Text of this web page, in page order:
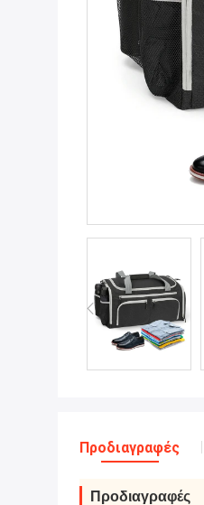
Προδιαγραφές
Προδιαγραφές